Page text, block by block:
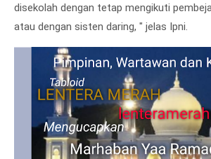
disekolah dengan tetap mengikuti
atau dengan sisten daring, " jelas Ipni.